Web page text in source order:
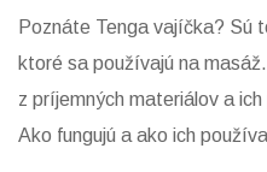
Poznáte Tenga vajíčka? Sú
ktoré sa používajú na
z príjemných materiálov a
Ako fungujú a ako ich